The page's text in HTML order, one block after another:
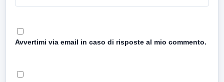
Avvertimi via email in caso di risposte al mio commento.